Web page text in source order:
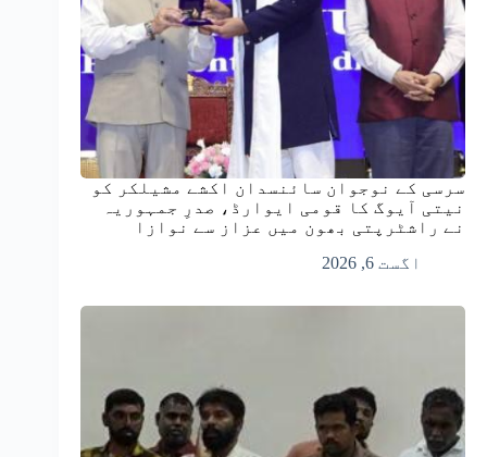
سرسی کے نوجوان سائنسدان اکشے مشیلکر کو
نیتی آیوگ کا قومی ایوارڈ، صدرِ جمہوریہ
نے راشٹرپتی بھون میں عزاز سے نوازا
اگست 6, 2026